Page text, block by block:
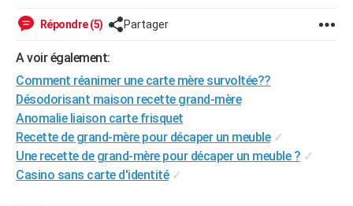
CARTE DE VOEUX
Dictionnaire
Biographies
Citations
Expressions
Proverbes
PROGRAMME TV
COPAINS D'AVANT
S'inscrire
Se connecter
Lycées
Collèges
Primaires
Universités
Entreprises
Service militaire
Avis de recherche
AVIS DE DÉCÈS
FORUM
Répondre (5) Partager
A voir également:
Comment réanimer une carte mère survoltée??
Désodorisant maison recette grand-mère
Anomalie liaison carte frisquet
Recette de grand-mère pour décaper un meuble ✓
Une recette de grand-mère pour décaper un meuble ? ✓
Casino sans carte d'identité ✓